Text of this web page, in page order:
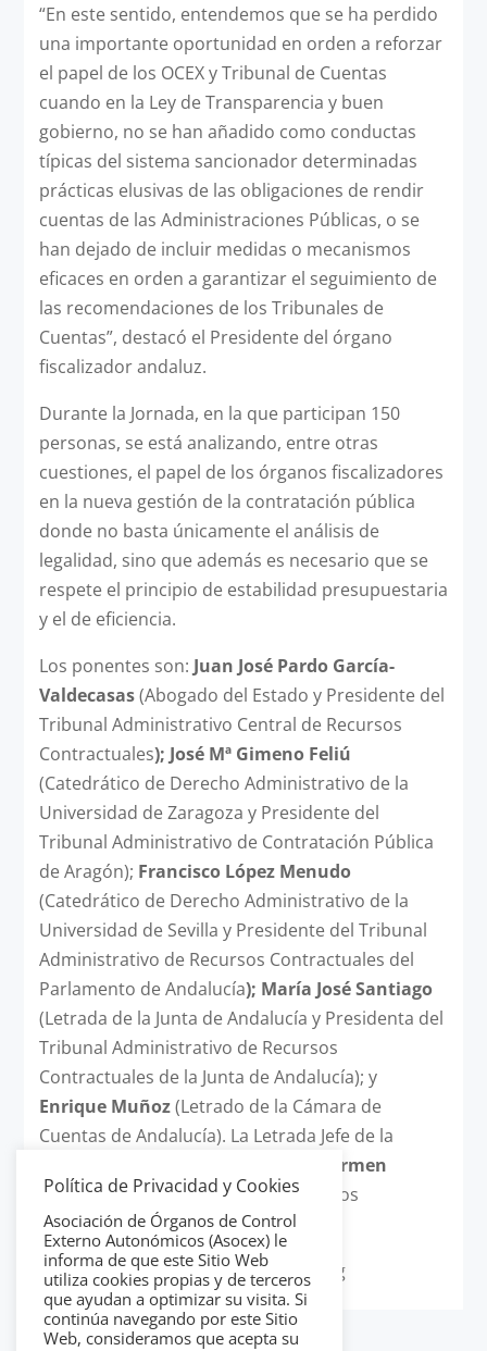
“En este sentido, entendemos que se ha perdido
una importante oportunidad en orden a reforzar
el papel de los OCEX y Tribunal de Cuentas
cuando en la Ley de Transparencia y buen
gobierno, no se han añadido como conductas
típicas del sistema sancionador determinadas
prácticas elusivas de las obligaciones de rendir
cuentas de las Administraciones Públicas, o se
han dejado de incluir medidas o mecanismos
eficaces en orden a garantizar el seguimiento de
las recomendaciones de los Tribunales de
Cuentas”, destacó el Presidente del órgano
fiscalizador andaluz.
Durante la Jornada, en la que participan 150
personas, se está analizando, entre otras
cuestiones, el papel de los órganos fiscalizadores
en la nueva gestión de la contratación pública
donde no basta únicamente el análisis de
legalidad, sino que además es necesario que se
respete el principio de estabilidad presupuestaria
y el de eficiencia.
Los ponentes son: Juan José Pardo García-
Valdecasas(Abogado del Estado y Presidente del
Tribunal Administrativo Central de Recursos
Contractuales); José Mª Gimeno Feliú
(Catedrático de Derecho Administrativo de la
Universidad de Zaragoza y Presidente del
Tribunal Administrativo de Contratación Pública
de Aragón); Francisco López Menudo
(Catedrático de Derecho Administrativo de la
Universidad de Sevilla y Presidente del Tribunal
Administrativo de Recursos Contractuales del
Parlamento de Andalucía); María José Santiago
(Letrada de la Junta de Andalucía y Presidenta del
Tribunal Administrativo de Recursos
Contractuales de la Junta de Andalucía); y
Enrique Muñoz(Letrado de la Cámara de
Cuentas de Andalucía). La Letrada Jefe de la
Carmen
Carretero, es la coordinadora de estos
encuentros
Política de Privacidad y Cookies
Asociación de Órganos de Control
Externo Autonómicos (Asocex) le
informa de que este Sitio Web
utiliza cookies propias y de terceros
que ayudan a optimizar su visita. Si
continúa navegando por este Sitio
Web, consideramos que acepta su